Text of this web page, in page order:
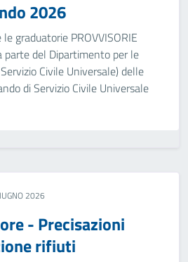
2026
graduatorie PROVVISORIE
parte del Dipartimento per le
Civile Universale) delle
di Servizio Civile Universale
2026
- Precisazioni
rifiuti